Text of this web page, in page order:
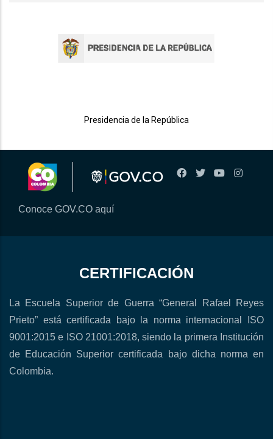
Presidencia de la República
Conoce GOV.CO aquí
CERTIFICACIÓN
La Escuela Superior de Guerra “General Rafael Reyes
Prieto” está certificada bajo la norma internacional ISO
9001:2015 e ISO 21001:2018, siendo la primera Institución
de Educación Superior certificada bajo dicha norma en
Colombia.